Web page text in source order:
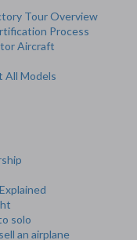
Tour Overview
Process
Aircraft
All Models
solo
an airplane